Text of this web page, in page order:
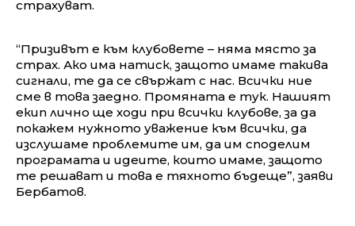
страхуват.
“Призивът е към клубовете – няма място за
страх. Ако има натиск, защото имаме такива
сигнали, те да се свържат с нас. Всички ние
сме в това заедно. Промяната е тук. Нашият
екип лично ще ходи при всички клубове, за да
покажем нужното уважение към всички, да
изслушаме проблемите им, да им споделим
програмата и идеите, които имаме, защото
те решават и това е тяхното бъдеще”, заяви
Бербатов.